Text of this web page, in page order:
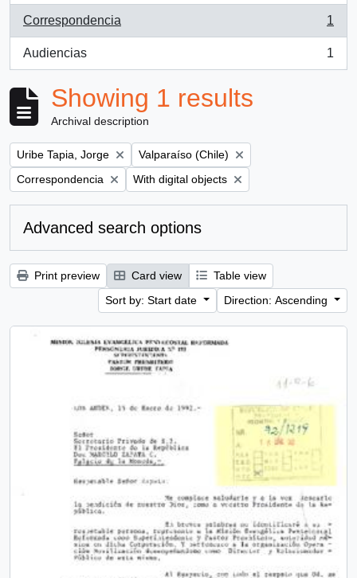
Correspondencia
, 1 results
1
Audiencias
, 1 results
1
Showing 1 results
Archival description
Remove filter:
Uribe Tapia, Jorge Remove filter:
Valparaíso (Chile)
Remove filter:
Correspondencia Remove filter:
With digital objects
Advanced search options
Print preview Card view
Table view
Sort by: Start date
Direction: Ascending